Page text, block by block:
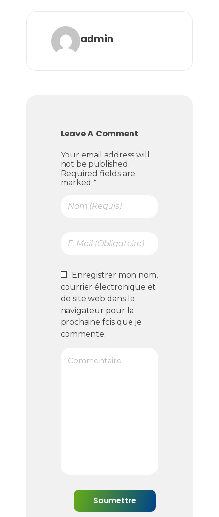
admin
Leave A Comment
Your email address will
not be published.
Required fields are
marked *
Enregistrer mon nom,
courrier électronique et
de site web dans le
navigateur pour la
prochaine fois que je
commente.